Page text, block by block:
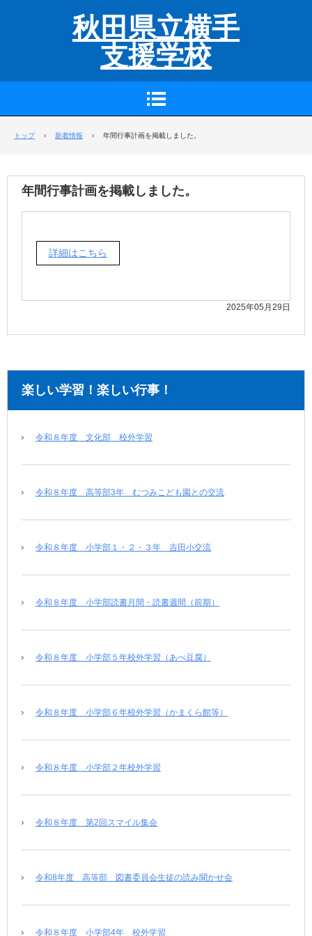
秋田県立横手
支援学校
トップ › 新着情報 › 年間行事計画を掲載しました。
年間行事計画を掲載しました。
詳細はこちら
2025年05月29日
楽しい学習！楽しい行事！
令和８年度 文化部 校外学習
令和８年度 高等部3年 むつみこども園との交流
令和８年度 小学部１・２・３年 吉田小交流
令和８年度 小学部読書月間・読書週間（前期）
令和８年度 小学部５年校外学習（あべ豆腐）
令和８年度 小学部６年校外学習（かまくら館等）
令和８年度 小学部２年校外学習
令和８年度 第2回スマイル集会
令和8年度 高等部 図書委員会生徒の読み聞かせ会
令和８年度 小学部4年 校外学習